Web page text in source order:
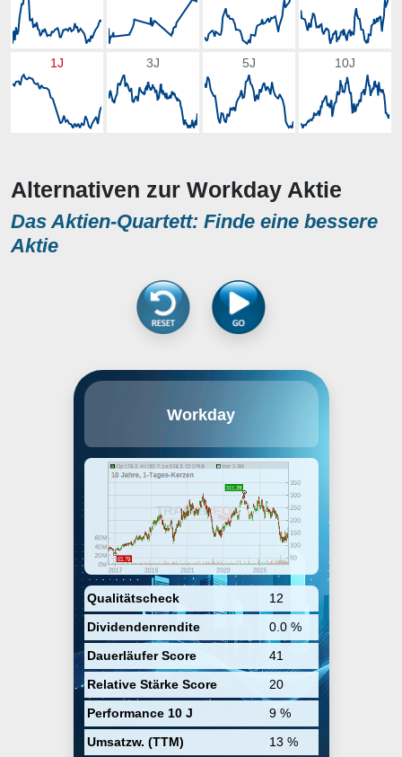
1J 3J 5J 10J
Alternativen zur Workday Aktie
Das Aktien-Quartett: Finde eine bessere
Aktie
Workday
Qualitätscheck
12
Dividendenrendite
0.0 %
Dauerläufer Score
41
Relative Stärke Score
20
Performance 10 J
9 %
Umsatzw. (TTM)
13 %
provision of development of
finance and human resources. It
delivers financial management,
human capital management and
analytics applications designed
for companies, educational
institutions, and government
agencies. The company was
founded by David A. Duffield and
Aneel Bhusri in 2005 and is
headquartered in Pleasanton, CA.